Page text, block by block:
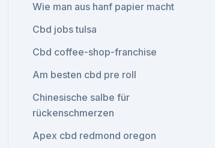
Wie man aus hanf papier macht
Cbd jobs tulsa
Cbd coffee-shop-franchise
Am besten cbd pre roll
Chinesische salbe für
rückenschmerzen
Apex cbd redmond oregon